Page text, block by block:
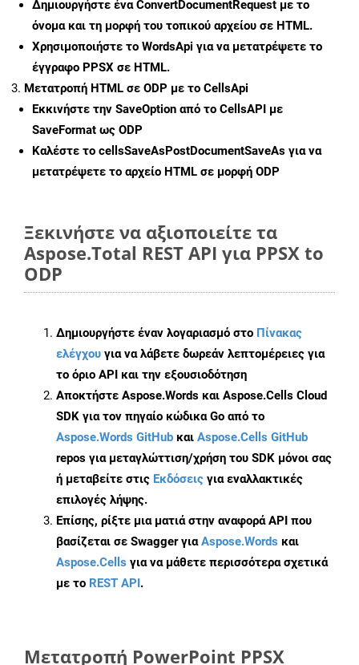
Δημιουργήστε έναConvertDocumentRequest με το
όνομα και τη μορφή του τοπικού αρχείου σε HTML.
Χρησιμοποιήστε το WordsApi για να μετατρέψετε το
έγγραφο PPSX σε HTML.
Μετατροπή HTML σε ODP με το CellsApi
Εκκινήστε την SaveOption από το CellsAPI με
SaveFormat ως ODP
Καλέστε το cellsSaveAsPostDocumentSaveAs για να
μετατρέψετε το αρχείο HTML σε μορφή ODP
Ξεκινήστε να αξιοποιείτε τα
Aspose.Total REST API για PPSX to
ODP
Δημιουργήστε έναν λογαριασμό στο Πίνακας
ελέγχου για να λάβετε δωρεάν λεπτομέρειες για
το όριο API και την εξουσιοδότηση
Αποκτήστε Aspose.Words και Aspose.Cells Cloud
SDK για τον πηγαίο κώδικα Go από το
Aspose.Words GitHub και Aspose.Cells GitHub
repos για μεταγλώττιση/χρήση του SDK μόνοι σας
ή μεταβείτε στις Εκδόσεις για εναλλακτικές
επιλογές λήψης.
Επίσης, ρίξτε μια ματιά στην αναφορά API που
βασίζεται σε Swagger γιαAspose.Words και
Aspose.Cells για να μάθετε περισσότερα σχετικά
με το REST API.
Μετατροπή PowerPoint PPSX